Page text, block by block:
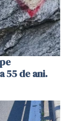
55 de ani.